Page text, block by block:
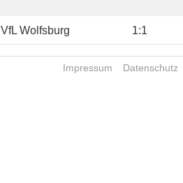
VfL Wolfsburg 1:1
Impressum Datenschutz